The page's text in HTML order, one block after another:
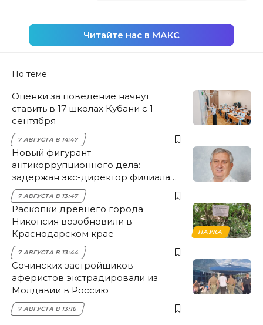
Читайте нас в МАКС
По теме
Оценки за поведение начнут
ставить в 17 школах Кубани с 1
сентября
7 АВГУСТА В 14:47
Новый фигурант
антикоррупционного дела:
задержан экс-директор филиала
НЭСК Крымска
7 АВГУСТА В 13:47
НАУКА
Раскопки древнего города
Никопсия возобновили в
Краснодарском крае
7 АВГУСТА В 13:44
Сочинских застройщиков-
аферистов экстрадировали из
Молдавии в Россию
7 АВГУСТА В 13:16